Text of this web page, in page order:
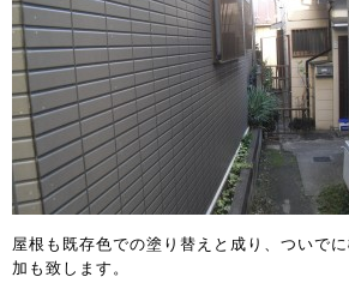
屋根も既存色での塗り替えと成り、ついで
加も致します。